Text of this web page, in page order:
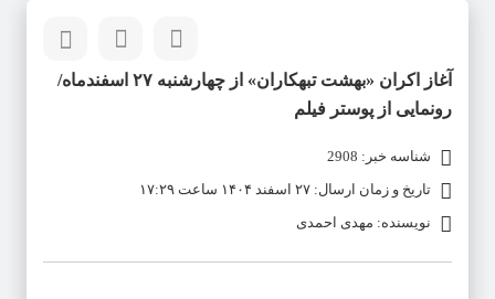
آغاز اکران «بهشت تبهکاران» از چهارشنبه ۲۷ اسفندماه/
رونمایی از پوستر فیلم
شناسه خبر: 2908
تاریخ و زمان ارسال: ۲۷ اسفند ۱۴۰۴ ساعت ۱۷:۲۹
نویسنده: مهدی احمدی